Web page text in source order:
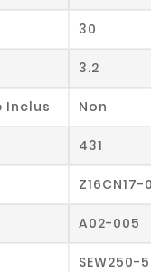
30
3.2
Inclus Non
431
Z16CN17-
A02-005
SEW250-